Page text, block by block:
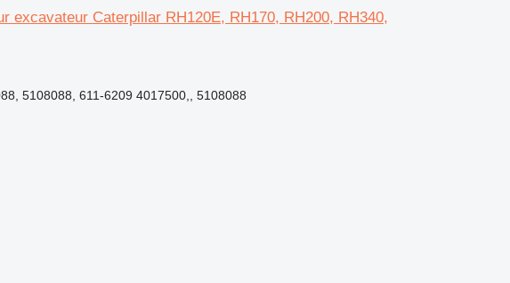
excavateur Caterpillar RH120E, RH170, RH200, RH340,
5108088, 611-6209 4017500,, 5108088